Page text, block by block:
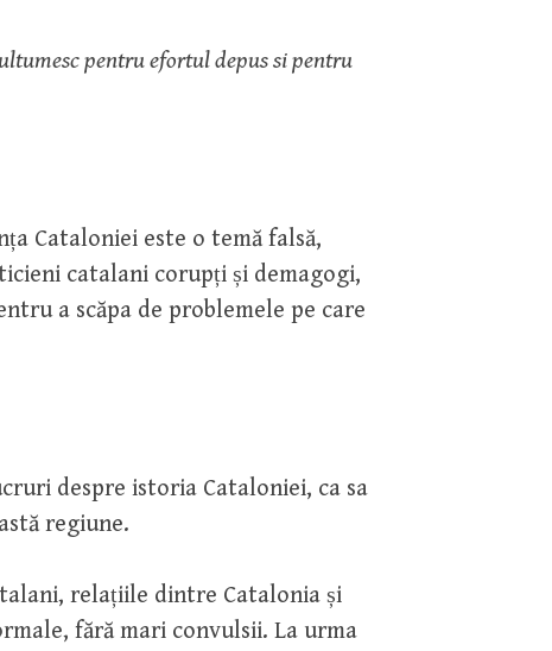
pentru efortul depus si pentru
Cataloniei este o temă falsă,
catalani corupți și demagogi,
a scăpa de problemele pe care
despre istoria Cataloniei, ca sa
regiune.
relațiile dintre Catalonia și
fără mari convulsii. La urma